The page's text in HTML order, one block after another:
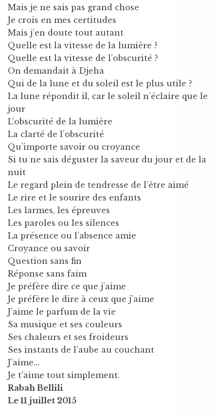
Mais je ne sais pas grand chose
Je crois en mes certitudes
Mais j’en doute tout autant
Quelle est la vitesse de la lumière ?
Quelle est la vitesse de l’obscurité ?
On demandait à Djeha
Qui de la lune et du soleil est le plus utile ?
La lune répondit il, car le soleil n’éclaire que le
jour
L’obscurité de la lumière
La clarté de l’obscurité
Qu’importe savoir ou croyance
Si tu ne sais déguster la saveur du jour et de la
nuit
Le regard plein de tendresse de l’être aimé
Le rire et le sourire des enfants
Les larmes, les épreuves
Les paroles ou les silences
La présence ou l’absence amie
Croyance ou savoir
Question sans fin
Réponse sans faim
Je préfère dire ce que j’aime
Je préfère le dire à ceux que j’aime
J’aime le parfum de la vie
Sa musique et ses couleurs
Ses chaleurs et ses froideurs
Ses instants de l’aube au couchant
J’aime…
Je t’aime tout simplement.
Rabah Bellili
Le 11 juillet 2015